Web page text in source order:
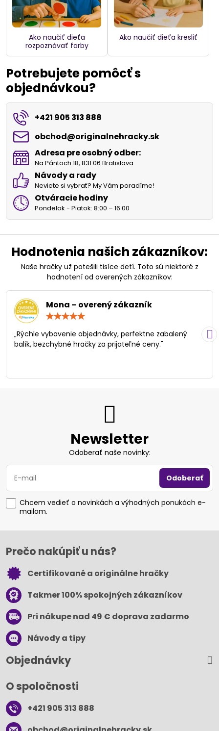
Ako naučiť dieťa
rozpoznávať farby
Ako naučiť dieťa kresliť
Potrebujete pomôcť s
objednávkou?
+421 905 313 888
obchod​@originalnehracky​.sk
Adresa pre osobný odber:
Na Pántoch 18, 831 06 Bratislava
Návody a rady
Neviete si vybrať? My Vám poradíme!
Otváracie hodiny
Pondelok - Piatok: 8:00 – 16:00
Hodnotenia našich zákazníkov:
Naše hračky už potešili tisíce detí. Toto sú niektoré z
hodnotení od overených zákazníkov:
Mona – overený zákazník
/
5
„Rýchle vybavenie objednávky, perfektne zabalený
balík, bezchybné hračky za prijateľné ceny."
Newsletter
Odoberať naše novinky:
Odoberať
Chcem vedieť o novinkách a výhodných ponukách e-
mailom.
Prečo nakúpiť u nás?
Certifikované a originálne hračky
Takmer 100% spokojných zákazníkov
Pri nákupe nad 49 € doprava zadarmo
Návody a tipy
Objednávky
O spoločnosti
+421 905 313 888